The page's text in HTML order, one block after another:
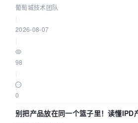
参数为什么不生效？| 葡萄城技术团队
葡萄城技术团队
2026-08-07
98
0
别把产品放在同一个篮子里！读懂IPD